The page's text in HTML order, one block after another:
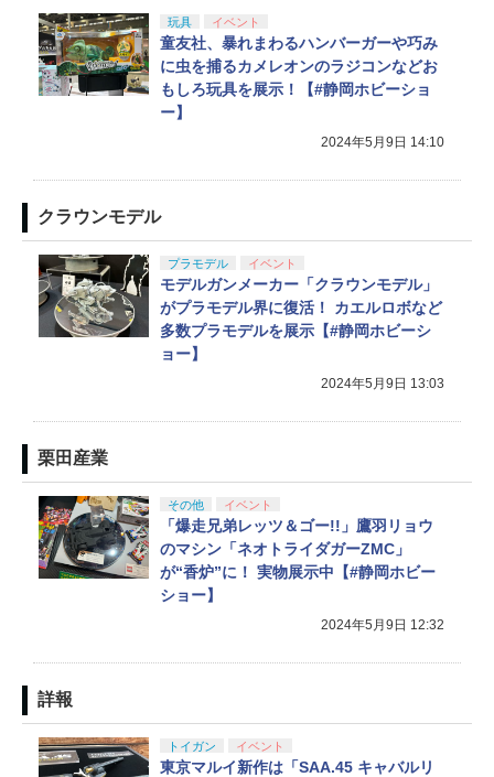
玩具 イベント
童友社、暴れまわるハンバーガーや巧み
に虫を捕るカメレオンのラジコンなどお
もしろ玩具を展示！【#静岡ホビーショ
ー】
2024年5月9日 14:10
クラウンモデル
プラモデル イベント
モデルガンメーカー「クラウンモデル」
がプラモデル界に復活！ カエルロボなど
多数プラモデルを展示【#静岡ホビーシ
ョー】
2024年5月9日 13:03
栗田産業
その他 イベント
「爆走兄弟レッツ＆ゴー!!」鷹羽リョウ
のマシン「ネオトライダガーZMC」
が“香炉”に！ 実物展示中【#静岡ホビー
ショー】
2024年5月9日 12:32
詳報
トイガン イベント
東京マルイ新作は「SAA.45 キャバルリ